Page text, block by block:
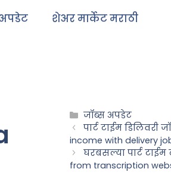
शेअर मार्केट मराठी
जॉब्स अपडेट
पार्ट टाईम
income with delivery
घरबसल्या पार्ट
from transcription